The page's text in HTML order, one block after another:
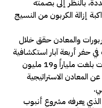
بالنظر إلى بصمته
إزالة الكربون من النسيج
والمعادن حقق خلال
حفر أربعة آبار استكشافية
(ثلاثة برية وواحدة بحرية)، باستثمارات بلغت ملياراً و19 مليون
المعادن الاستراتيجية
الذي يعرفه مشروع أنبوب